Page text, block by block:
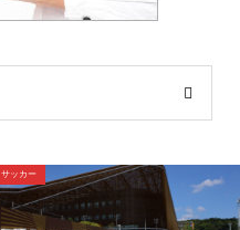
サッカー